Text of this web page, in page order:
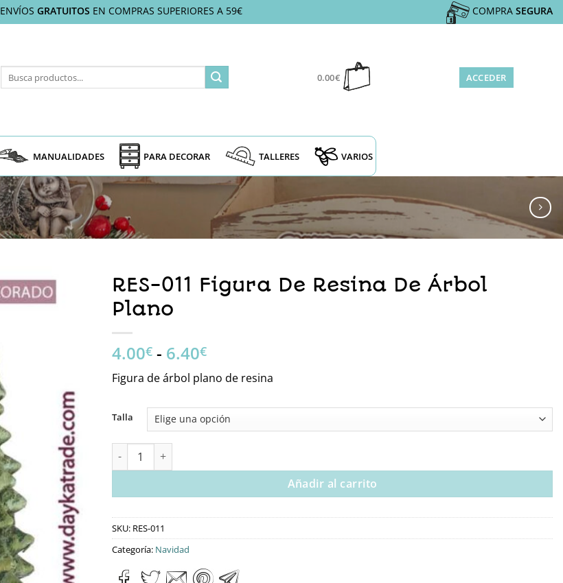
ENVÍOS GRATUITOS EN COMPRAS SUPERIORES A 59€ COMPRA SEGURA
por:
0.00€ ACCEDER
MANUALIDADES PARA DECORAR TALLERES VARIOS
RES-011 Figura De Resina De Árbol
Plano
4.00€ - 6.40€Rango
precios:
desde
4.00€
hasta
Figura de árbol plano de resina
Talla
RES-011 Figura De Resina De Árbol Plano cantidad
Añadir al carrito
SKU: RES-011
Categoría: Navidad